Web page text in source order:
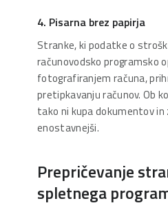
4. Pisarna brez papirja
Stranke, ki podatke o
računovodsko programsko
fotografiranjem računa,
pretipkavanju računov. Ob
tako ni kupa dokumentov
enostavnejši.
Prepričevanje
spletnega